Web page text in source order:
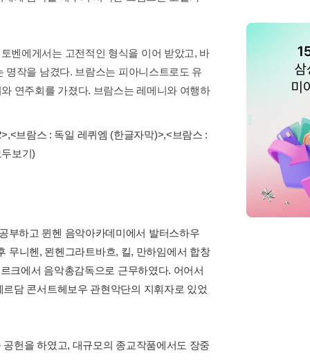
벤에게서는 고전적인 형식을 이어 받았고, 바
작을 남겼다. 브람스는 피아니스트로도 유
연주회를 가졌다. 브람스는 레메니와 여행하
,<브람스 : 독일 레퀴엠 (한글자막)>,<브람스 :
보기)
부하고 뮌헨 음악아카데미에서 발터스하우
무니헨, 묀헨그라트바흐, 킬, 만하임에서 합창
크에서 음악총감독으로 근무하였다. 어어서
담 콘서트헤보우 관현악단의 지휘자로 있었
헌을 하였고, 대규모의 종교작품에서도 장중